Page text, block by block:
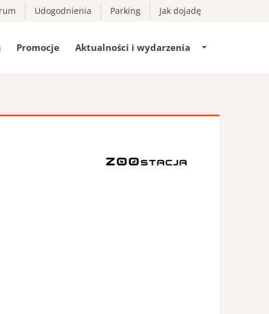
Udogodnienia Parking Jak dojadę
Promocje Aktualności i wydarzenia
Pokaż/ukryj